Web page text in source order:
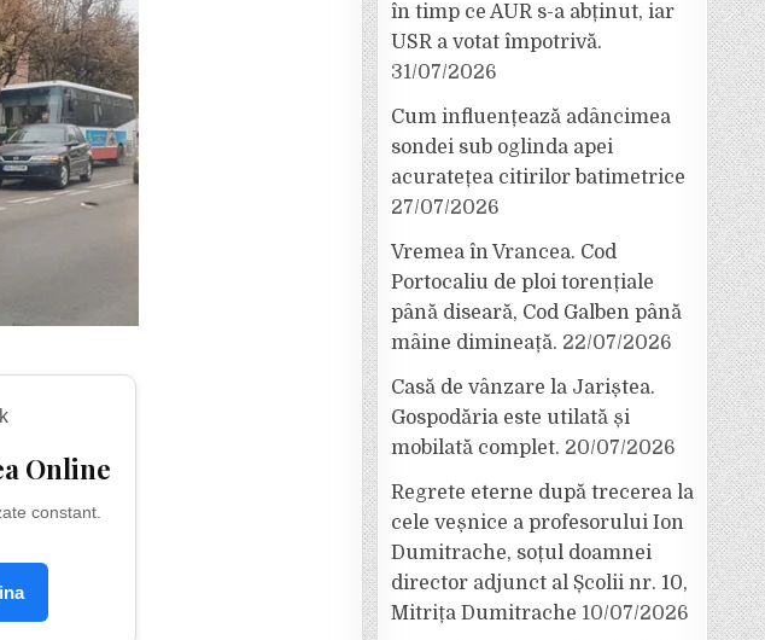
Online
constant.
în timp ce AUR s-a abținut, iar
USR a votat împotrivă.
31/07/2026
Cum influențează adâncimea
sondei sub oglinda apei
acuratețea citirilor batimetrice
27/07/2026
Vremea în Vrancea. Cod
Portocaliu de ploi torențiale
până diseară, Cod Galben până
mâine dimineață. 22/07/2026
Casă de vânzare la Jariștea.
Gospodăria este utilată și
mobilată complet. 20/07/2026
Regrete eterne după trecerea la
cele veșnice a profesorului Ion
Dumitrache, soțul doamnei
director adjunct al Școlii nr. 10,
Mitrița Dumitrache 10/07/2026